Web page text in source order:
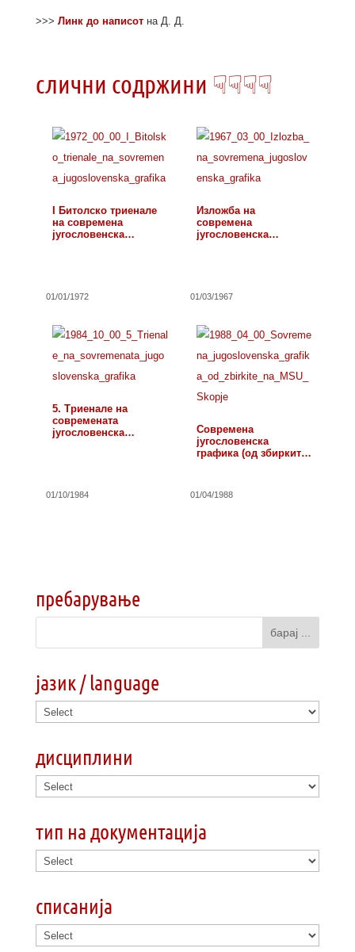
>>> Линк до написотна Д. Д.
слични содржини ☟☟☟☟
I Битолско триенале
на современа
југословенска
01/01/1972
Изложба на
современа
југословенска
01/03/1967
5. Триенале на
современата
југословенска
01/10/1984
Современа
југословенска
графика (од збирките
01/04/1988
пребарување
јазик / language
дисциплини
тип на документација
списанија